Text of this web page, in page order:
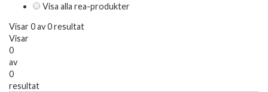
Visa alla rea-produkter
Visar 0 av 0 resultat
Visar
0
av
0
resultat